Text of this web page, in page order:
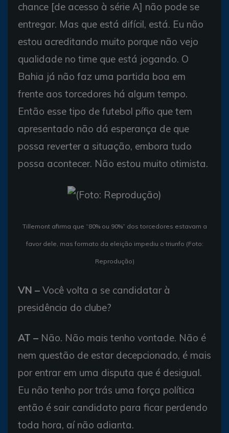
chance [de acesso à série A] não pode se
entregar. Mas que está difícil, está. Eu não
estou acreditando muito porque não vejo
qualidade no time que está jogando. O
Bahia já não faz uma partida boa em
frente aos torcedores há algum tempo.
Então esse tipo de futebol pífio que tem
apresentado não dá esperança de que
possa reverter a situação, embora tudo
possa acontecer. Não estou muito otimista.
Tillemont afirma que “80% ou 90%” dos torcedores estavam a
favor dele, mas formato da eleição impediu o triunfo (Foto:
Reprodução)
VN – Você volta a se candidatar à
presidência do clube?
AT – Não. Não mais tenho vontade. Não é
nem questão de estar decepcionado, é mais
por entrar em uma disputa que é desigual.
Eu não tenho por trás uma força política
então é sair candidato para ficar perdendo
toda hora, aí não adianta.